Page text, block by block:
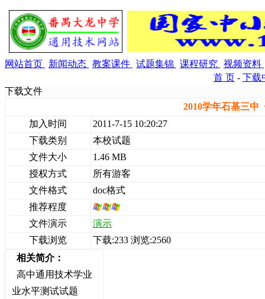
网站首页 新闻动态 教案课件 试题集锦 课程研究
视频资料
首 页- 下载
下载文件
2010学年石基三中
加入时间
2011-7-15 10:20:27
下载类别
本校试题
文件大小
1.46 MB
授权方式
所有游客
文件格式
doc格式
推荐程度
文件演示
演示
下载浏览
下载:233 浏览:2560
相关简介：
高中通用技术学业
业水平测试试题